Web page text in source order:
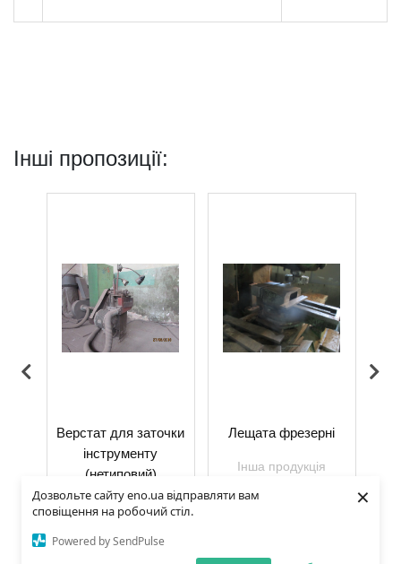
Дозвольте сайту eno.ua відправляти вам
сповіщення на робочий стіл.
Powered by SendPulse
×
Інші пропозиції:
Верстат для заточки
інструменту
(нетиповий)
Інша продукція
Лещата фрезерні
Інша продукція